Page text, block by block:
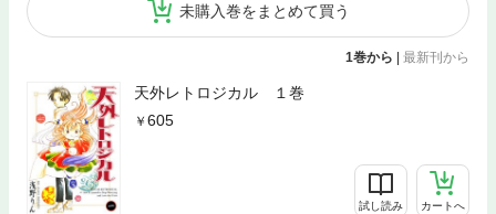
未購入巻をまとめて買う
1巻から | 最新刊から
天外レトロジカル １巻
605
試し読み カートへ